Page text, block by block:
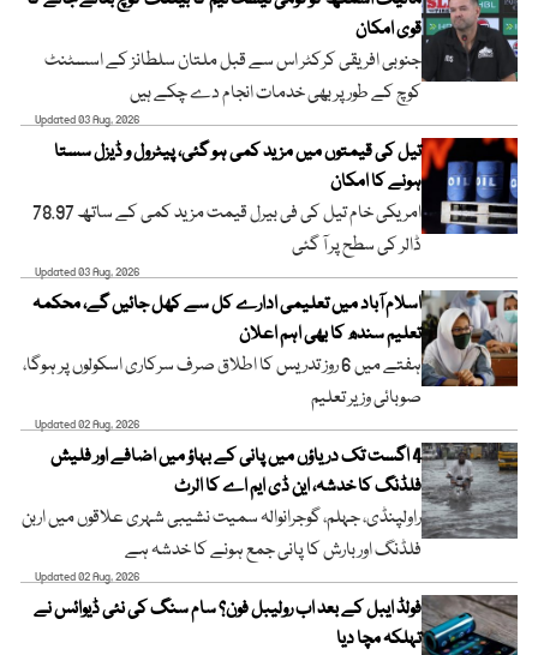
قوی امکان
جنوبی افریقی کرکٹر اس سے قبل ملتان سلطانز کے اسسٹنٹ
کوچ کے طور پر بھی خدمات انجام دے چکے ہیں
Updated 03 Aug, 2026
تیل کی قیمتوں میں مزید کمی ہو گئی، پیٹرول و ڈیزل سستا
ہونے کا امکان
امریکی خام تیل کی فی بیرل قیمت مزید کمی کے ساتھ 78.97
ڈالر کی سطح پر آ گئی
Updated 03 Aug, 2026
اسلام آباد میں تعلیمی ادارے کل سے کھل جائیں گے، محکمہ
تعلیم سندھ کا بھی اہم اعلان
ہفتے میں 6 روز تدریس کا اطلاق صرف سرکاری اسکولوں پر ہوگا،
صوبائی وزیر تعلیم
Updated 02 Aug, 2026
4 اگست تک دریاؤں میں پانی کے بہاؤ میں اضافے اور فلیش
فلڈنگ کا خدشہ، این ڈی ایم اے کا الرٹ
راولپنڈی، جہلم، گوجرانوالہ سمیت نشیبی شہری علاقوں میں اربن
فلڈنگ اور بارش کا پانی جمع ہونے کا خدشہ ہے
Updated 02 Aug, 2026
فولڈ ایبل کے بعد اب رولیبل فون؟ سام سنگ کی نئی ڈیوائس نے
تہلکہ مچا دیا